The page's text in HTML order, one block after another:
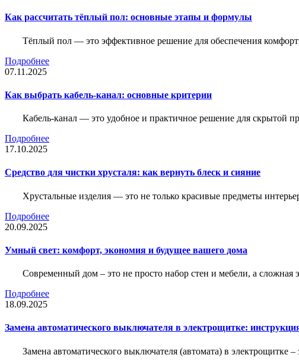
Как рассчитать тёплый пол: основные этапы и формулы
Тёплый пол — это эффективное решение для обеспечения
Подробнее
07.11.2025
Как выбрать кабель-канал: основные критерии
Кабель-канал — это удобное и практичное решение для скрытой
Подробнее
17.10.2025
Средство для чистки хрусталя: как вернуть блеск и сияние
Хрустальные изделия — это не только красивые предметы
Подробнее
20.09.2025
Умный свет: комфорт, экономия и будущее вашего дома
Современный дом – это не просто набор стен и мебели, а сложная
Подробнее
18.09.2025
Замена автоматического выключателя в электрощитке:
Замена автоматического выключателя (автомата) в электрощитке